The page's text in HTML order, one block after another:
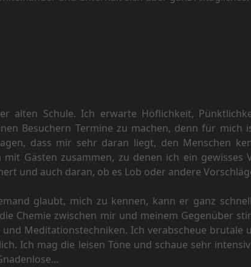
alten Schule. Ich erwarte Höflichkeit,
Besuchern Termine zu machen, denn für
dass mir sehr daran liegt, den Menschen
Gästen zusammen, zu denen ich ein
und auch daran, ob es Lob oder andere
glaubt, mich zu kennen, kann er ganz
Chemie zwischen mir und meinem Gegenüber
Meditationstechniken. Ich verabscheue brutale
Ich mag die leisen Töne und schaue sehr